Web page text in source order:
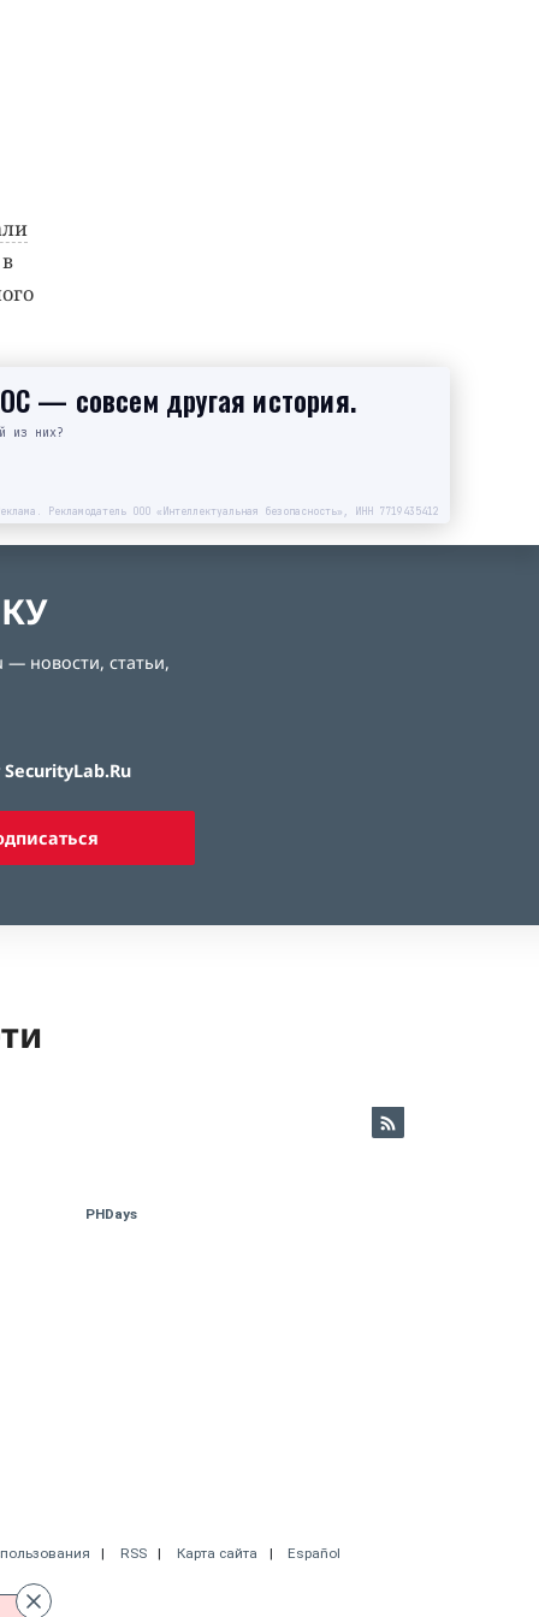
— совсем другая история.
из них?
Рекламодатель ООО «Интеллектуальная безопасность», ИНН 7719435412
новости, статьи,
PHDays
RSS Карта сайта Español